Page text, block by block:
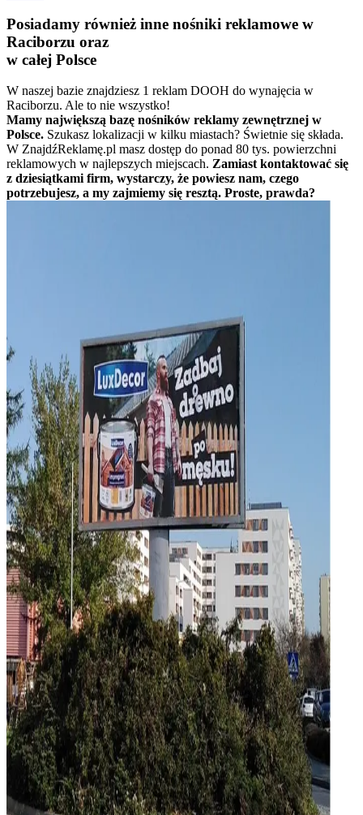
Posiadamy również inne nośniki reklamowe w
Raciborzu oraz
w całej Polsce
W naszej bazie znajdziesz 1 reklam DOOH do wynajęcia w
Raciborzu. Ale to nie wszystko!
Mamy największą bazę nośników reklamy zewnętrznej w
Polsce. Szukasz lokalizacji w kilku miastach? Świetnie się składa.
W ZnajdźReklamę.pl masz dostęp do ponad 80 tys. powierzchni
reklamowych w najlepszych miejscach. Zamiast kontaktować się
z dziesiątkami firm, wystarczy, że powiesz nam, czego
potrzebujesz, a my zajmiemy się resztą. Proste, prawda?